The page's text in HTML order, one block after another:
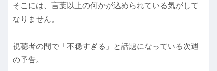
そこには、言葉以上の何かが込められている気がして
なりません。
視聴者の間で「不穏すぎる」と話題になっている次週
の予告。